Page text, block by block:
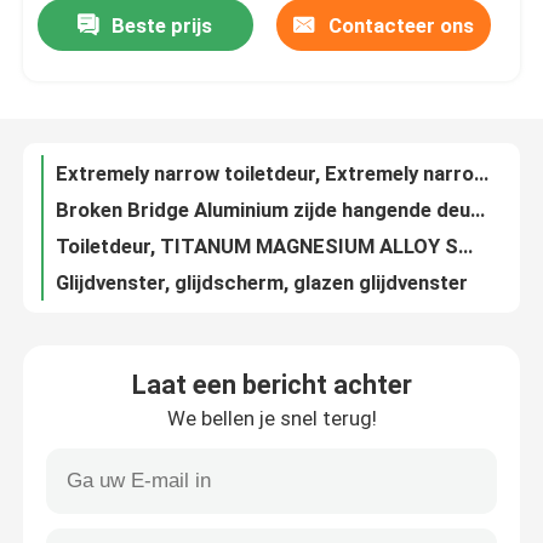
Kwaliteitscontrole
Contact de V.S.
Beste prijs Contacteer ons
Toiletdeur, TITANUM MAGNESIUM ALLOY SWING DOOR, EXTREME SLAG SWING DOOR, GLAZEN SWING DOOR
Glijdvenster, glijdscherm, glazen glijdvenster
Glijven, drie spoor glijven, glijven
Fantasma-liftvenster
Jinjue schuifvenster
Laat een bericht achter
We bellen je snel terug!